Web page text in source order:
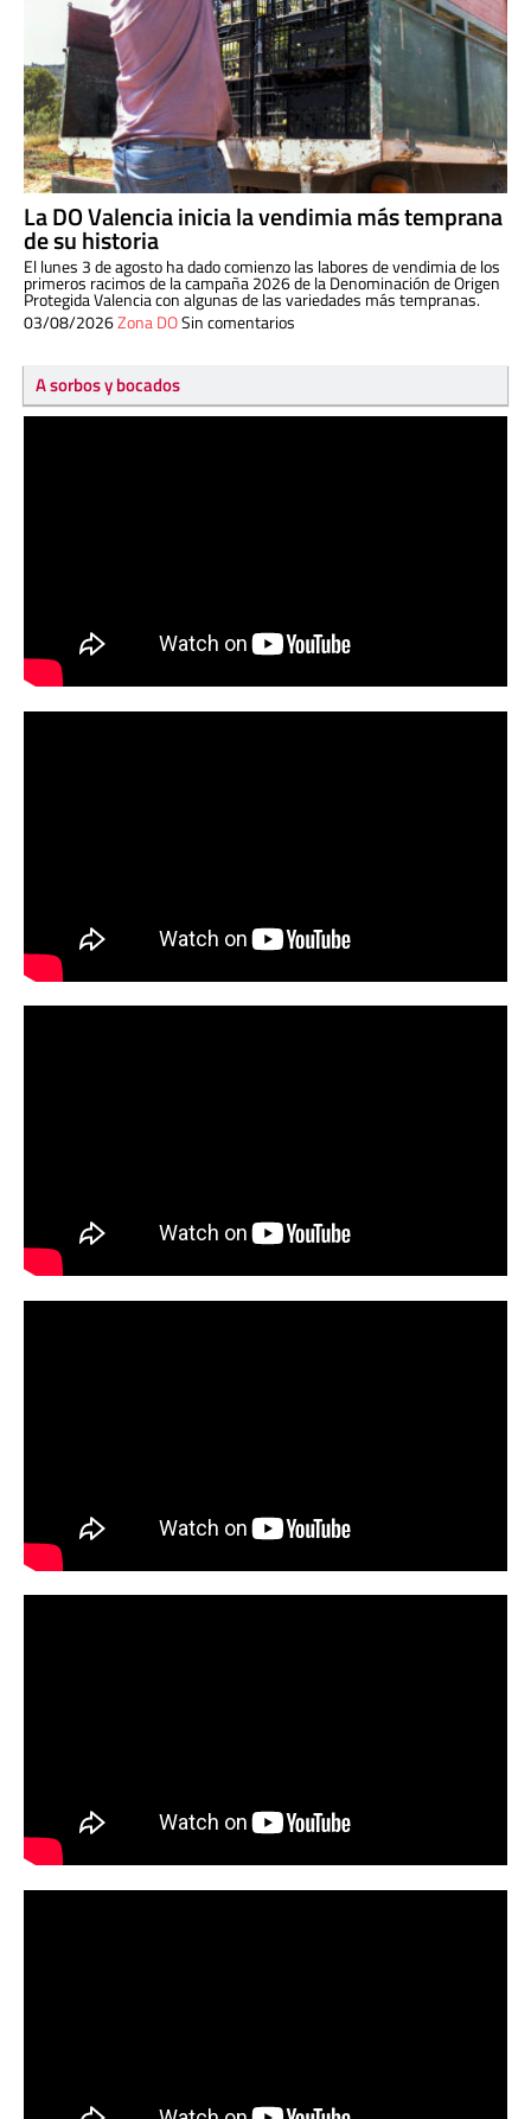
La DO Valencia inicia la vendimia más temprana
de su historia
El lunes 3 de agosto ha dado comienzo las labores de vendimia de los
primeros racimos de la campaña 2026 de la Denominación de Origen
Protegida Valencia con algunas de las variedades más tempranas.
03/08/2026Zona DOSin comentarios
A sorbos y bocados